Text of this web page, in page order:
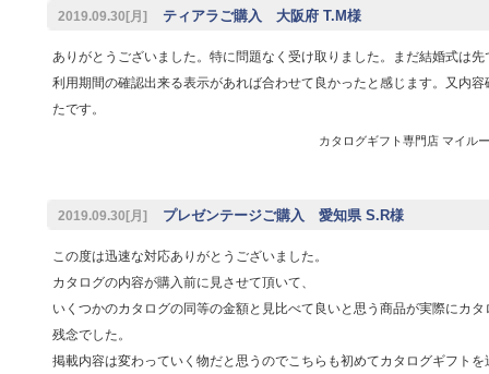
2019.09.30[月] ティアラご購入 大阪府 T.M様
ありがとうございました。特に問題なく受け取りました。まだ結婚式は先
利用期間の確認出来る表示があれば合わせて良かったと感じます。又内
たです。
カタログギフト専門店 マイ
2019.09.30[月] プレゼンテージご購入 愛知県 S.R様
この度は迅速な対応ありがとうございました。
カタログの内容が購入前に見させて頂いて、
いくつかのカタログの同等の金額と見比べて良いと思う商品が実際にカ
残念でした。
掲載内容は変わっていく物だと思うのでこちらも初めてカタログギフト